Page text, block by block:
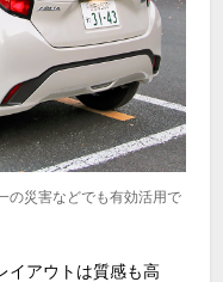
の災害などでも有効活用で
イアウトは質感も高